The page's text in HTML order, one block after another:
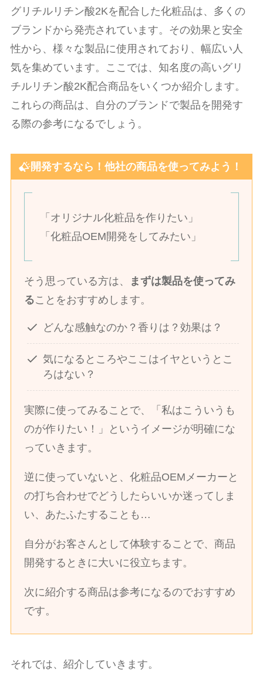
グリチルリチン酸2Kを配合した化粧品は、多くの
ブランドから発売されています。その効果と安全
性から、様々な製品に使用されており、幅広い人
気を集めています。ここでは、知名度の高いグリ
チルリチン酸2K配合商品をいくつか紹介します。
これらの商品は、自分のブランドで製品を開発す
る際の参考になるでしょう。
開発するなら！他社の商品を使ってみよう！
「オリジナル化粧品を作りたい」
「化粧品OEM開発をしてみたい」
そう思っている方は、
まずは製品を使ってみ
ることをおすすめします。
どんな感触なのか？香りは？効果は？
気になるところやここはイヤというとこ
ろはない？
実際に使ってみることで、「私はこういうも
のが作りたい！」というイメージが明確にな
っていきます。
逆に使っていないと、化粧品OEMメーカーと
の打ち合わせでどうしたらいいか迷ってしま
い、あたふたすることも…
自分がお客さんとして体験することで、商品
開発するときに大いに役立ちます。
次に紹介する商品は参考になるのでおすすめ
です。
それでは、紹介していきます。